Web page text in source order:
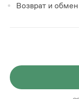
Возврат и обмен